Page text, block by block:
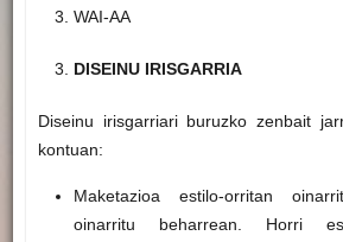
WAI-AA
DISEINU IRISGARRIA
Diseinu irisgarriari buruzko zenbait
kontuan:
Maketazioa estilo-orritan
oinarritu beharrean. Horri